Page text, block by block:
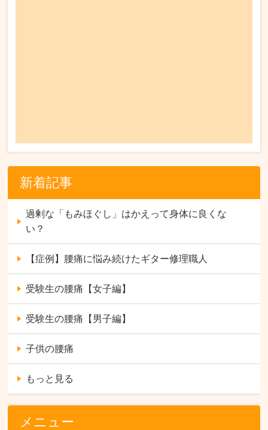
新着記事
過剰な「もみほぐし」はかえって身体に良くな
い？
【症例】腰痛に悩み続けたギター修理職人
受験生の腰痛【女子編】
受験生の腰痛【男子編】
子供の腰痛
もっと見る
メニュー